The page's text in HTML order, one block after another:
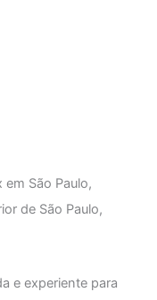
São Paulo,
de São Paulo,
e experiente para